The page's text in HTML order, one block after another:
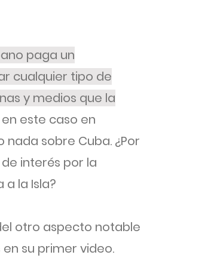
paga un
cualquier tipo de
y medios que la
este caso en
nada sobre Cuba. ¿Por
interés por la
la Isla?
otro aspecto notable
su primer video.